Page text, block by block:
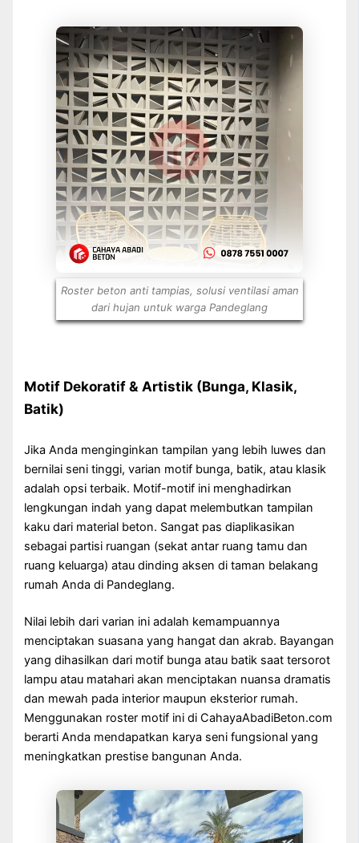
Roster beton anti tampias, solusi ventilasi aman
dari hujan untuk warga Pandeglang
Motif Dekoratif & Artistik (Bunga, Klasik,
Batik)
Jika Anda menginginkan tampilan yang lebih luwes dan
bernilai seni tinggi, varian motif bunga, batik, atau klasik
adalah opsi terbaik. Motif-motif ini menghadirkan
lengkungan indah yang dapat melembutkan tampilan
kaku dari material beton. Sangat pas diaplikasikan
sebagai partisi ruangan (sekat antar ruang tamu dan
ruang keluarga) atau dinding aksen di taman belakang
rumah Anda di Pandeglang.
Nilai lebih dari varian ini adalah kemampuannya
menciptakan suasana yang hangat dan akrab. Bayangan
yang dihasilkan dari motif bunga atau batik saat tersorot
lampu atau matahari akan menciptakan nuansa dramatis
dan mewah pada interior maupun eksterior rumah.
Menggunakan roster motif ini di CahayaAbadiBeton.com
berarti Anda mendapatkan karya seni fungsional yang
meningkatkan prestise bangunan Anda.